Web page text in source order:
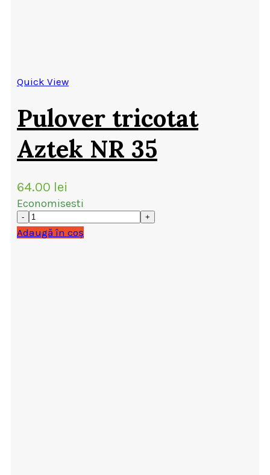
Quick View
Pulover tricotat
Aztek NR 35
64.00 lei
Economisesti
Adaugă în coș